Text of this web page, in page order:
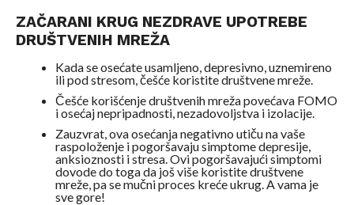
ZAČARANI KRUG NEZDRAVE UPOTREBE
DRUŠTVENIH MREŽA
Kada se osećate usamljeno, depresivno, uznemireno
ili pod stresom, češće koristite društvene mreže.
Češće korišćenje društvenih mreža povećava FOMO
i osećaj nepripadnosti, nezadovoljstva i izolacije.
Zauzvrat, ova osećanja negativno utiču na vaše
raspoloženje i pogoršavaju simptome depresije,
anksioznosti i stresa. Ovi pogoršavajući simptomi
dovode do toga da još više koristite društvene
mreže, pa se mučni proces kreće ukrug. A vama je
sve gore!